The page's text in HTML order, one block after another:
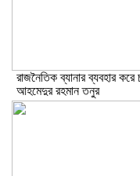
রাজনৈতিক ব্যানার ব্যবহার করে
আহমেদুর রহমান তনুর